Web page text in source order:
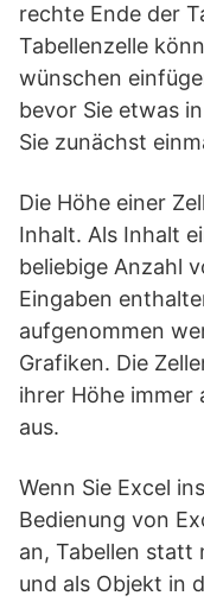
rechte Ende der
Tabellenzelle
wünschen
bevor Sie etwas
Sie zunächst
Die Höhe einer
Inhalt. Als Inhalt
beliebige Anzahl
Eingaben
aufgenommen
Grafiken. Die
ihrer Höhe immer
aus.
Wenn Sie Excel
Bedienung von
an, Tabellen statt
und als Objekt in